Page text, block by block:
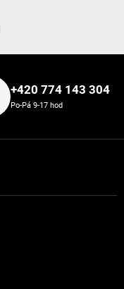
+420 774 143 304
Po-Pá 9-17 hod